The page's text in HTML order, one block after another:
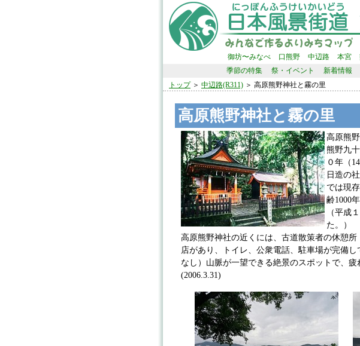
御坊〜みなべ 口熊野 中辺路 本宮
季節の特集
祭・イベント 新着情報
トップ＞ 中辺路(R311) ＞ 高原熊野神社と霧の里
高原熊野神社と霧の里
高原熊
熊野九
０年（
日造の
では現
齢1000
（平成
た。）
高原熊野神社の近くには、古道散策者の休憩
店があり、トイレ、公衆電話、駐車場が完備
なし）山脈が一望できる絶景のスポットで、疲
(2006.3.31)